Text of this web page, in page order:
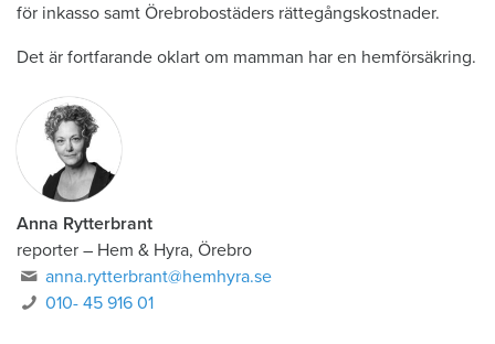
för inkasso samt Örebrobostäders rättegångskostnader.
Det är fortfarande oklart om mamman har en hemförsäkring.
Anna Rytterbrant
reporter – Hem & Hyra, Örebro
anna.rytterbrant@hemhyra.se
010- 45 916 01